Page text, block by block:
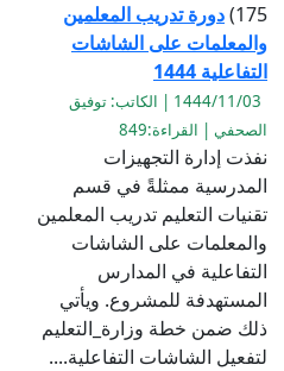
175) دورة تدريب المعلمين
والمعلمات على الشاشات
التفاعلية 1444
1444/11/03 | الكاتب: توفيق
الصحفي | القراءة:849
نفذت إدارة التجهيزات
المدرسية ممثلةً في قسم
تقنيات التعليم تدريب المعلمين
والمعلمات على الشاشات
التفاعلية في المدارس
المستهدفة للمشروع. ويأتي
ذلك ضمن خطة وزارة_التعليم
لتفعيل الشاشات التفاعلية....